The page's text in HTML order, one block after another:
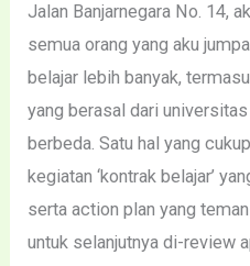
Jalan Banjarnegara No. 14,
semua orang yang aku
belajar lebih banyak,
yang berasal dari universitas
berbeda. Satu hal yang
kegiatan ‘kontrak belajar’
serta action plan yang
untuk selanjutnya di-review